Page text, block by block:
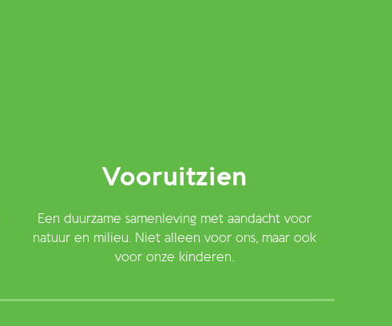
Vooruitzien
Een duurzame samenleving met aandacht voor
natuur en milieu. Niet alleen voor ons, maar ook
voor onze kinderen.